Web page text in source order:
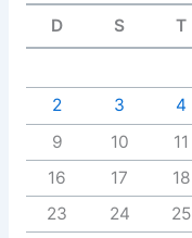
D S T
2
3 4
9
10 11
16
17 18
23
24 25